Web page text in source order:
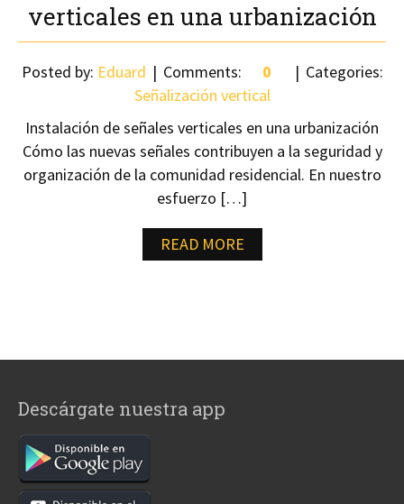
verticales en una urbanización
Posted by: Eduard Comments: 0
Categories:
Señalización vertical
Instalación de señales verticales en una urbanización
Cómo las nuevas señales contribuyen a la seguridad y
organización de la comunidad residencial. En nuestro
esfuerzo […]
READ MORE
Descárgate nuestra app